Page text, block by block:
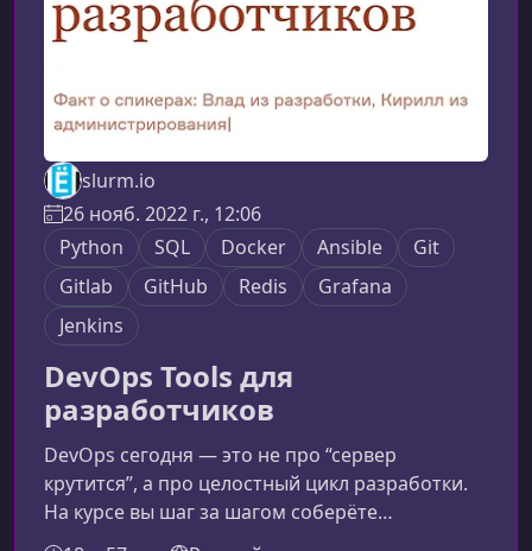
slurm.io
26 нояб. 2022 г., 12:06
Python
SQL Docker Ansible
Git
Gitlab
GitHub Redis
Grafana
Jenkins
DevOps Tools для
разработчиков
DevOps сегодня — это не про “сервер
крутится”, а про целостный цикл разработки.
На курсе вы шаг за шагом соберёте
полноценный пайплайн: от локального